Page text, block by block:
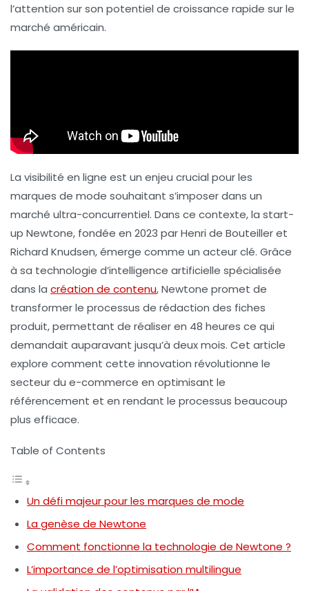
l’attention sur son potentiel de croissance rapide sur le
marché américain.
La visibilité en ligne est un enjeu crucial pour les
marques de mode souhaitant s’imposer dans un
marché ultra-concurrentiel. Dans ce contexte, la start-
up Newtone, fondée en 2023 par Henri de Bouteiller et
Richard Knudsen, émerge comme un acteur clé. Grâce
à sa technologie d’intelligence artificielle spécialisée
dans la création de contenu, Newtone promet de
transformer le processus de rédaction des fiches
produit, permettant de réaliser en 48 heures ce qui
demandait auparavant jusqu’à deux mois. Cet article
explore comment cette innovation révolutionne le
secteur du e-commerce en optimisant le
référencement et en rendant le processus beaucoup
plus efficace.
Table of Contents
Un défi majeur pour les marques de mode
La genèse de Newtone
Comment fonctionne la technologie de Newtone ?
L’importance de l’optimisation multilingue